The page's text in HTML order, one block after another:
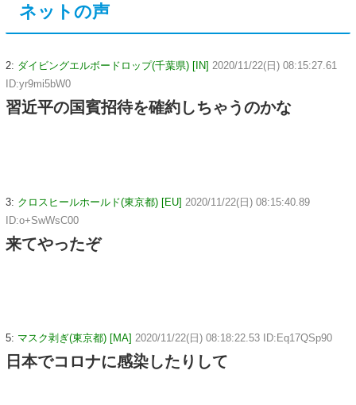
ネットの声
2: ダイビングエルボードロップ(千葉県) [IN] 2020/11/22(日) 08:15:27.61
ID:yr9mi5bW0
習近平の国賓招待を確約しちゃうのかな
3: クロスヒールホールド(東京都) [EU] 2020/11/22(日) 08:15:40.89
ID:o+SwWsC00
来てやったぞ
5: マスク剥ぎ(東京都) [MA] 2020/11/22(日) 08:18:22.53 ID:Eq17QSp90
日本でコロナに感染したりして